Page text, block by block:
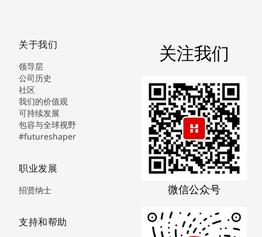
关于我们
领导层
公司历史
社区
我们的价值观
可持续发展
包容与全球视野
#futureshaper
职业发展
招贤纳士
支持和帮助
关注我们
微信公众号